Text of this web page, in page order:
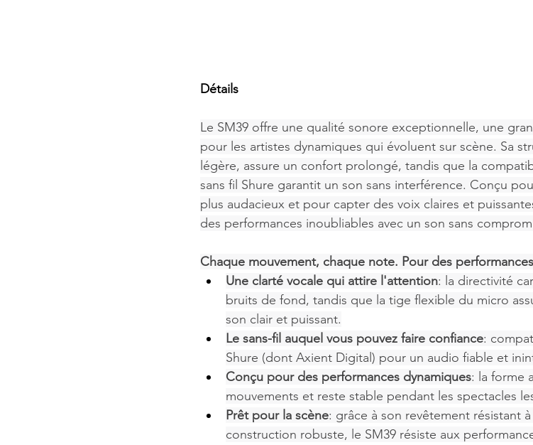
Détails
Le SM39 offre une qualité sonore exceptionnelle, une
pour les artistes dynamiques qui évoluent sur scène. Sa
légère, assure un confort prolongé, tandis que la
sans fil Shure garantit un son sans interférence. Conçu
plus audacieux et pour capter des voix claires et
des performances inoubliables avec un son sans
Chaque mouvement, chaque note. Pour des
Une clarté vocale qui attire l'attention: la directivité
bruits de fond, tandis que la tige flexible du micro
son clair et puissant.
Le sans-fil auquel vous pouvez faire confiance:
Shure (dont Axient Digital) pour un audio fiable et
Conçu pour des performances dynamiques: la forme
mouvements et reste stable pendant les spectacles
Prêt pour la scène: grâce à son revêtement résistant
construction robuste, le SM39 résiste aux